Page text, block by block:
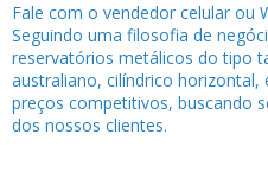
Fale com o vendedor celular
Seguindo uma filosofia de
reservatórios metálicos do tipo
australiano, cilíndrico
preços competitivos, buscando
dos nossos clientes.